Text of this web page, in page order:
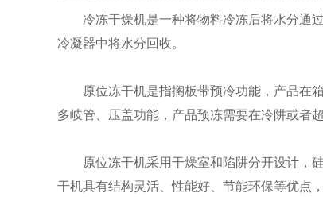
冷冻干燥机是一种将物料冷冻后将水分通过
冷凝器中将水分回收。
原位冻干机是指搁板带预冷功能，产品在箱
多岐管、压盖功能，产品预冻需要在冷阱或者
原位冻干机采用干燥室和陷阱分开设计，硅
干机具有结构灵活、性能好、节能环保等优点